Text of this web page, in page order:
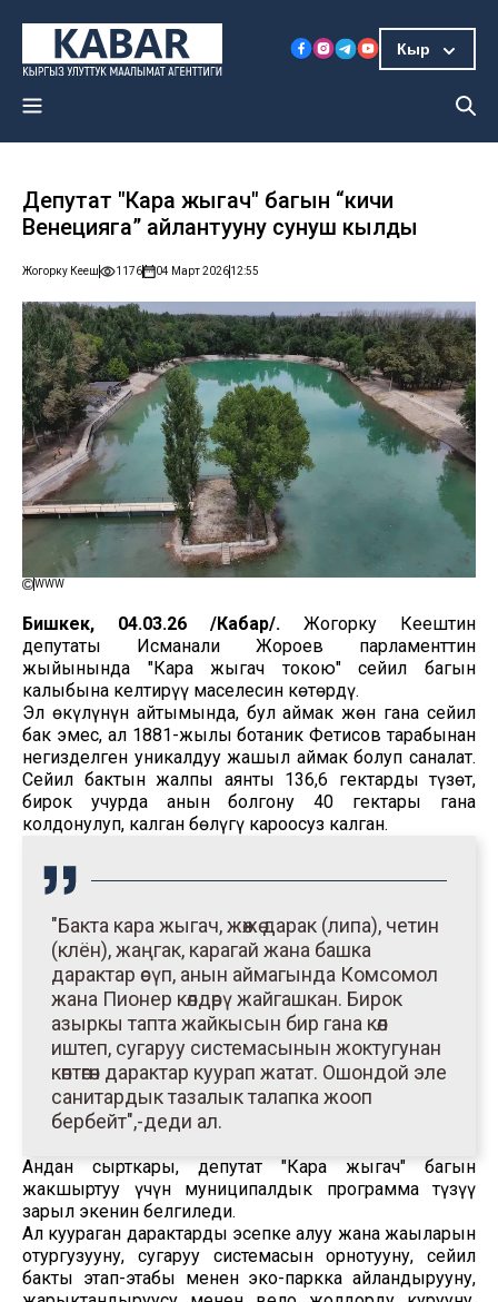
Кыр
Депутат "Кара жыгач" багын “кичи
Венецияга” айлантууну сунуш кылды
Жогорку Кеңеш 1176 04 Март 202612:55
WWW
Бишкек, 04.03.26 /Кабар/. Жогорку Кеңештин
депутаты Исманали Жороев парламенттин
жыйынында "Кара жыгач токою" сейил багын
калыбына келтирүү маселесин көтөрдү.
Эл өкүлүнүн айтымында, бул аймак жөн гана сейил
бак эмес, ал 1881-жылы ботаник Фетисов тарабынан
негизделген уникалдуу жашыл аймак болуп саналат.
Сейил бактын жалпы аянты 136,6 гектарды түзөт,
бирок учурда анын болгону 40 гектары гана
колдонулуп, калган бөлүгү кароосуз калган.
"Бакта кара жыгач, жөжө дарак (липа), четин
(клён), жаңгак, карагай жана башка
дарактар өсүп, анын аймагында Комсомол
жана Пионер көлдөрү жайгашкан. Бирок
азыркы тапта жайкысын бир гана көл
иштеп, сугаруу системасынын жоктугунан
көптөгөн дарактар куурап жатат. Ошондой эле
санитардык тазалык талапка жооп
бербейт",-деди ал.
Андан сырткары, депутат "Кара жыгач" багын
жакшыртуу үчүн муниципалдык программа түзүү
зарыл экенин белгиледи.
Ал куураган дарактарды эсепке алуу жана жаңыларын
отургузууну, сугаруу системасын орнотууну, сейил
бакты этап-этабы менен эко-паркка айландырууну,